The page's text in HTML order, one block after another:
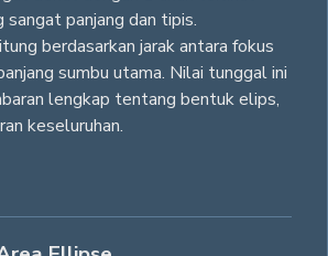
panjang dan tipis.
berdasarkan jarak antara fokus
sumbu utama. Nilai tunggal ini
lengkap tentang bentuk elips,
keseluruhan.